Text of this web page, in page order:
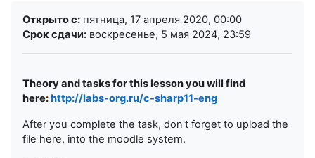
Открыто с: пятница, 17 апреля 2020, 00:00
Срок сдачи: воскресенье, 5 мая 2024, 23:59
Theory and tasks for this lesson you will find
here:http://labs-org.ru/c-sharp11-eng
After you complete the task, don't forget to upload the
file here, into the moodle system.